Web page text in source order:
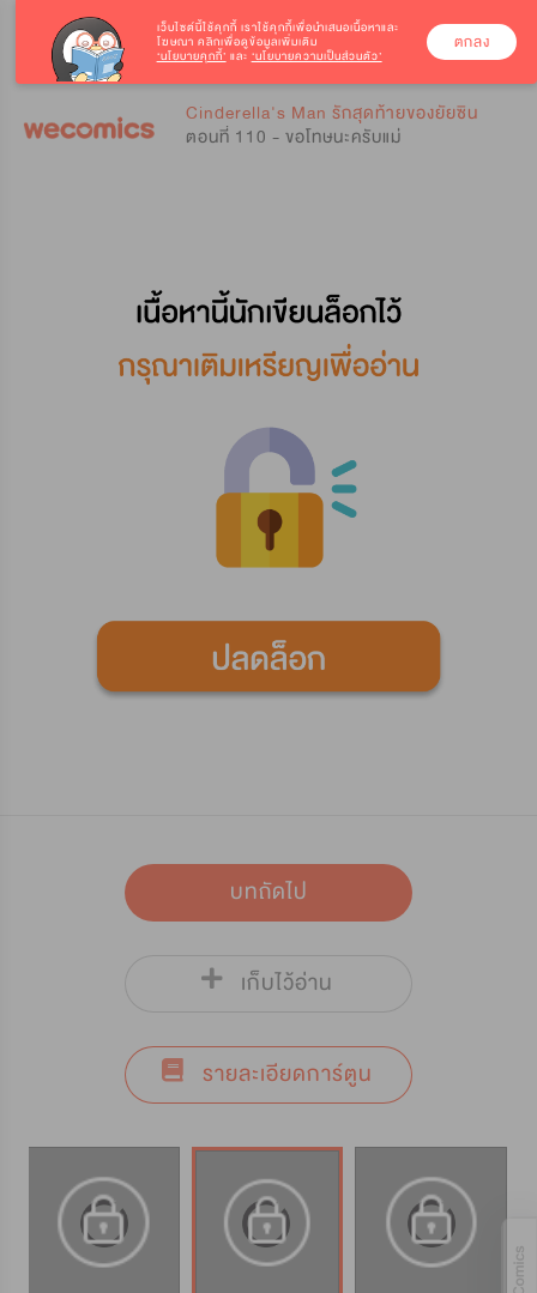
Cinderella's Man รักสุดท้ายของยัยซิน
ตอนที่ 110 - ขอโทษนะครับแม่
บทถัดไป
เก็บไว้อ่าน
รายละเอียดการ์ตูน
เว็บไซต์นี้ใช้คุกกี้ เราใช้คุกกี้เพื่อนำเสนอเนื้อหาและ
โฆษณา คลิกเพื่อดูข้อมูลเพิ่มเติม
‘นโยบายคุกกี้’ และ ‘นโยบายความเป็นส่วนตัว’
ตกลง